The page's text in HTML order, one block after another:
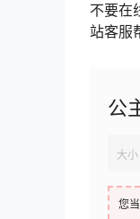
不要在
站客服
公
大小
您